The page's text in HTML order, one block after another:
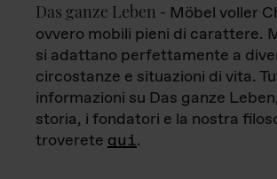
Das ganze Leben - Möbel voller
ovvero mobili pieni di carattere.
si adattano perfettamente a
circostanze e situazioni di vita.
informazioni su Das ganze
storia, i fondatori e la nostra
troverete qui.